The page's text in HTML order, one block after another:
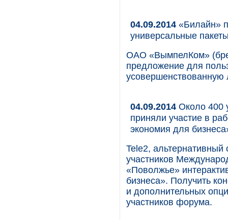
04.09.2014 «Билайн»
универсальные
ОАО «ВымпелКом»
предложение для
усовершенствованную
04.09.2014 Около 400
приняли участие в
экономия для
Tele2, альтернативный
участников
«Поволжье»
бизнеса». Получить
и дополнительных
участников форума.